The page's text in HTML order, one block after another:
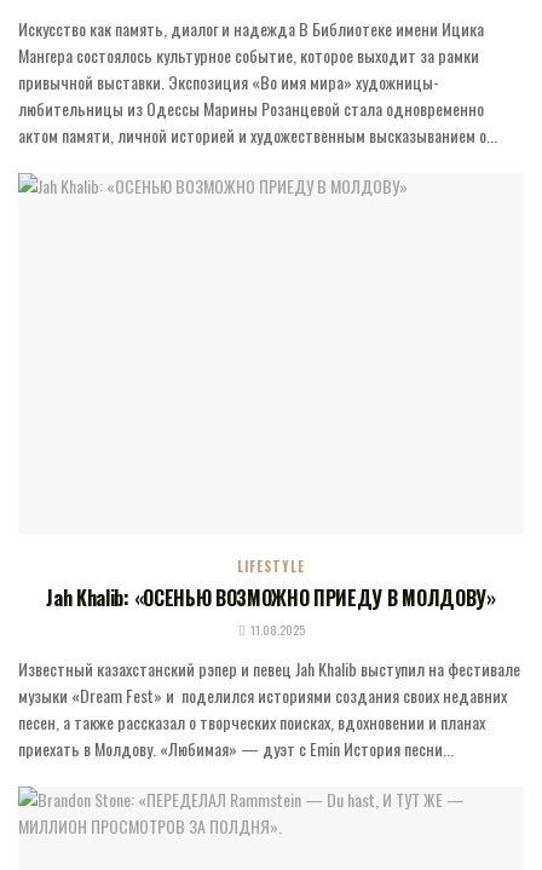
Искусство как память, диалог и надежда В Библиотеке имени Ицика
Мангера состоялось культурное событие, которое выходит за рамки
привычной выставки. Экспозиция «Во имя мира» художницы-
любительницы из Одессы Марины Розанцевой стала одновременно
актом памяти, личной историей и художественным высказыванием о...
LIFESTYLE
Jah Khalib: «ОСЕНЬЮ ВОЗМОЖНО ПРИЕДУ В МОЛДОВУ»
11.08.2025
Известный казахстанский рэпер и певец Jah Khalib выступил на фестивале
музыки «Dream Fest» и поделился историями создания своих недавних
песен, а также рассказал о творческих поисках, вдохновении и планах
приехать в Молдову. «Любимая» — дуэт с Emin История песни...